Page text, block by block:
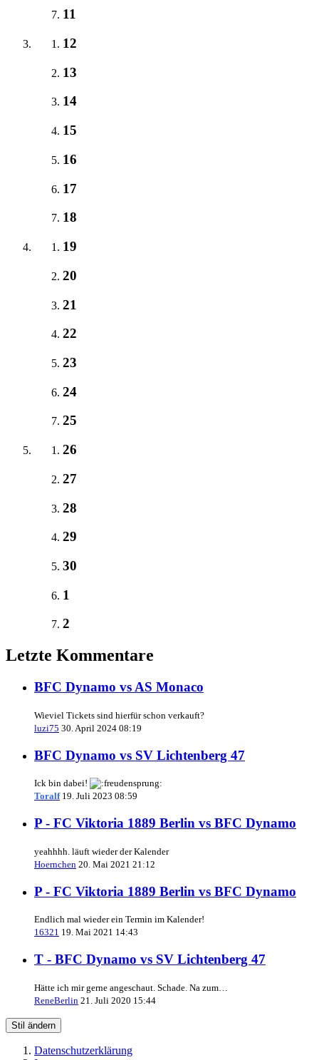
11
12
13
14
15
16
17
18
19
20
21
22
23
24
25
26
27
28
29
30
1
2
Letzte Kommentare
BFC Dynamo vs AS Monaco
Wieviel Tickets sind hierfür schon verkauft?
luzi75 30. April 2024 08:19
BFC Dynamo vs SV Lichtenberg 47
Ick bin dabei!
Toralf 19. Juli 2023 08:59
P - FC Viktoria 1889 Berlin vs BFC Dynamo
yeahhhh. läuft wieder der Kalender
Hoernchen 20. Mai 2021 21:12
P - FC Viktoria 1889 Berlin vs BFC Dynamo
Endlich mal wieder ein Termin im Kalender!
16321 19. Mai 2021 14:43
T - BFC Dynamo vs SV Lichtenberg 47
Hätte ich mir gerne angeschaut. Schade. Na zum…
ReneBerlin 21. Juli 2020 15:44
Stil ändern
Datenschutzerklärung